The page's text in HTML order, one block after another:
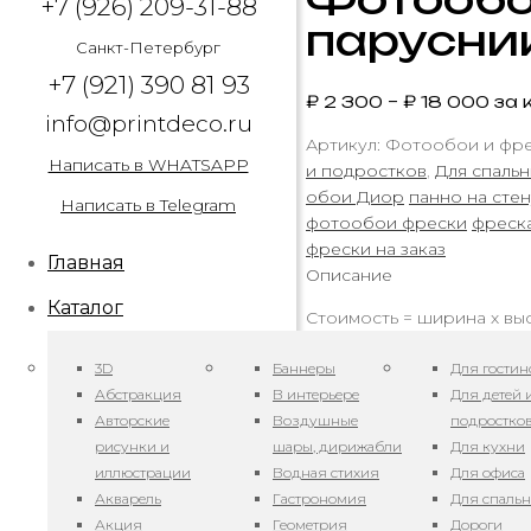
+7 (926) 209-31-88
Санкт-Петербург
+7 (921) 390 81 93
info@printdeco.ru
Написать в WHATSAPP
Написать в Telegram
Главная
Каталог
3D
Абстракция
Авторские
рисунки и
иллюстрации
Акварель
Акция
Баннеры
В интерьере
Воздушные
шары, дирижабли
Водная стихия
Гастрономия
Геометрия
Для
Для детей
подростков
Для кухни
Для офиса
Для
Дороги
₽ 2 300 – ₽ 18 000 за
Артикул: Фотообои и
и подростков, Для
обои Диор панно на
фотообои фрески
фрески на заказ
Описание
Стоимость = ширина х
Добро пожаловать на
🐚Погрузитесь в мир
С нашими фресками и
просторов. Позвольте
🌅Рассветы и закаты